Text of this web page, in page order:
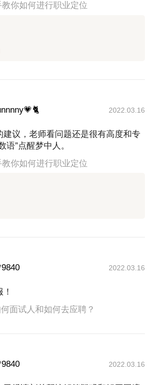
教你如何进行职业定位
2022.03.16
建议，老师看问题还是很有高度和专
语”点醒梦中人。
你如何进行职业定位
2022.03.16
面试人和如何去应聘？
2022.03.16